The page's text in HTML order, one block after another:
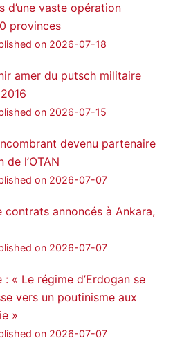
d’une vaste opération
provinces
on 2026-07-18
amer du putsch militaire
on 2026-07-15
devenu partenaire
de l’OTAN
on 2026-07-07
contrats annoncés à Ankara,
on 2026-07-07
« Le régime d’Erdogan se
vers un poutinisme aux
»
on 2026-07-07